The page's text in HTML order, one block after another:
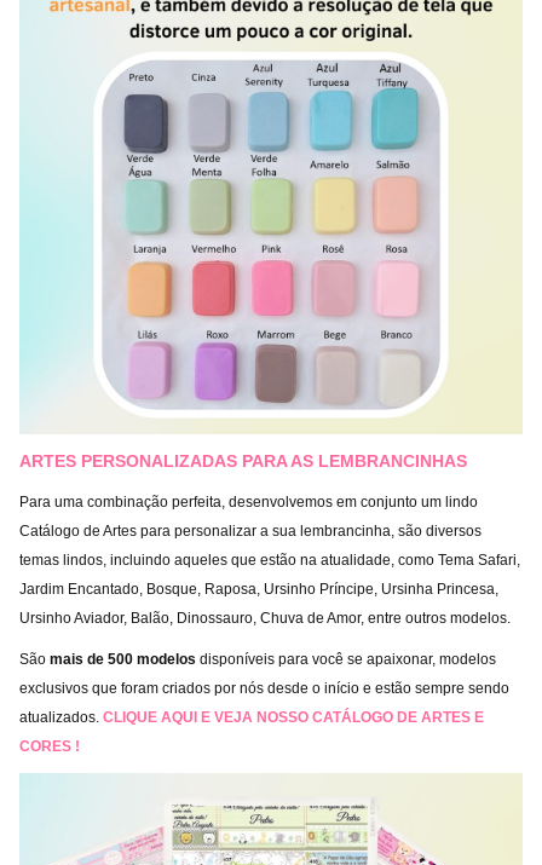
ARTES PERSONALIZADAS PARA AS LEMBRANCINHAS
Para uma combinação perfeita, desenvolvemos em conjunto um lindo
Catálogo de Artes para personalizar a sua lembrancinha, são diversos
temas lindos, incluindo aqueles que estão na atualidade, como Tema Safari,
Jardim Encantado, Bosque, Raposa, Ursinho Príncipe, Ursinha Princesa,
Ursinho Aviador, Balão, Dinossauro, Chuva de Amor, entre outros modelos.
São mais de 500 modelos disponíveis para você se apaixonar, modelos
exclusivos que foram criados por nós desde o início e estão sempre sendo
atualizados. CLIQUE AQUI E VEJA NOSSO CATÁLOGO DE ARTES E
CORES !